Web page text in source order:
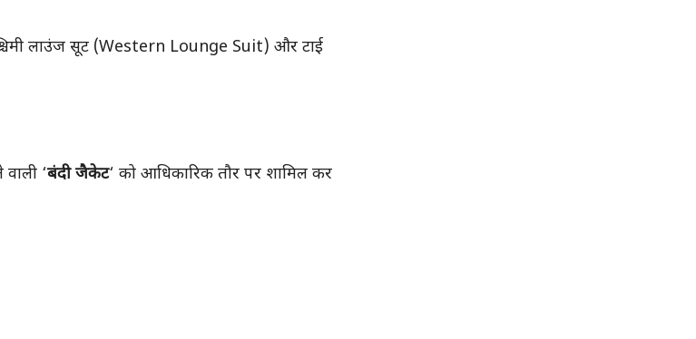
लाउंज सूट (Western Lounge Suit) और टाई
‘बंदी जैकेट‘ को आधिकारिक तौर पर शामिल कर